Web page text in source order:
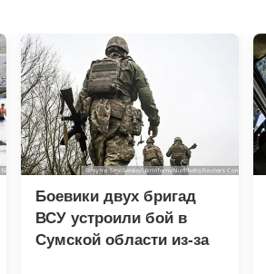
Боевики двух бригад
ВСУ устроили бой в
Сумской области из-за